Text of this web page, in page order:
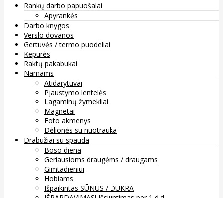
Rankų darbo papuošalai
Apyrankės
Darbo knygos
Verslo dovanos
Gertuvės / termo puodeliai
Kepurės
Raktų pakabukai
Namams
Atidarytuvai
Pjaustymo lentelės
Lagaminų žymekliai
Magnetai
Foto akmenys
Dėlionės su nuotrauka
Drabužiai su spauda
Boso diena
Geriausioms draugėms / draugams
Gimtadieniui
Hobiams
Išpaikintas SŪNUS / DUKRA